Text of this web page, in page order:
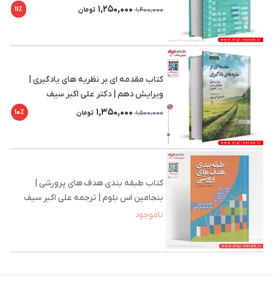
1,400,000
1,250,000 تومان 11٪
کتاب مقدمه ای بر نظریه های یادگیری |
ویرایش دهم | دکتر علی اکبر سیف
1,500,000
1,350,000 تومان 10٪
کتاب طبقه بندی هدف های پرورشی |
بنجامین اس بلوم | ترجمه علی اکبر سیف
ناموجود